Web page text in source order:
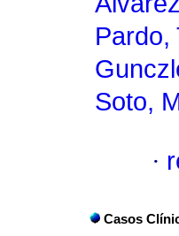
Pardo,
Soto,
·
Casos